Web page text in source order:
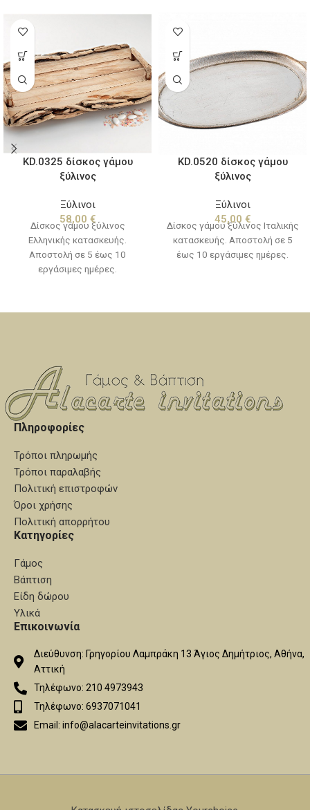
KD.0325 δίσκος γάμου
ξύλινος
Ξύλινοι
58,00 €
Δίσκος γάμου ξύλινος
Ελληνικής κατασκευής.
Αποστολή σε 5 έως 10
εργάσιμες ημέρες.
KD.0520 δίσκος γάμου
ξύλινος
Ξύλινοι
45,00 €
Δίσκος γάμου ξύλινος Ιταλικής
κατασκευής. Αποστολή σε 5
έως 10 εργάσιμες ημέρες.
Πληροφορίες
Τρόποι πληρωμής
Τρόποι παραλαβής
Πολιτική επιστροφών
Όροι χρήσης
Πολιτική απορρήτου
Κατηγορίες
Γάμος
Βάπτιση
Είδη δώρου
Υλικά
Επικοινωνία
Διεύθυνση: Γρηγορίου Λαμπράκη 13 Άγιος Δημήτριος, Αθήνα,
Αττική
Τηλέφωνο: 210 4973943
Τηλέφωνο: 6937071041
Email: info@alacarteinvitations.gr